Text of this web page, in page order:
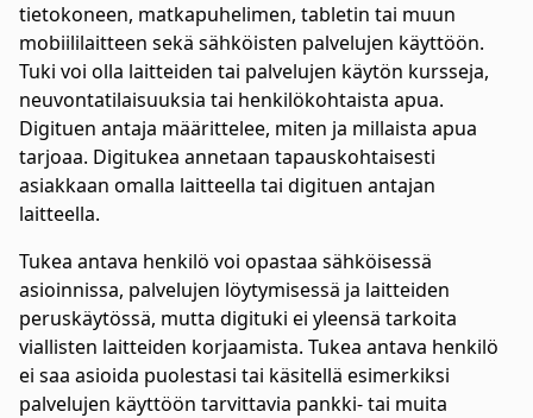
tietokoneen, matkapuhelimen, tabletin tai muun
mobiililaitteen sekä sähköisten palvelujen käyttöön.
Tuki voi olla laitteiden tai palvelujen käytön kursseja,
neuvontatilaisuuksia tai henkilökohtaista apua.
Digituen antaja määrittelee, miten ja millaista apua
tarjoaa. Digitukea annetaan tapauskohtaisesti
asiakkaan omalla laitteella tai digituen antajan
laitteella.
Tukea antava henkilö voi opastaa sähköisessä
asioinnissa, palvelujen löytymisessä ja laitteiden
peruskäytössä, mutta digituki ei yleensä tarkoita
viallisten laitteiden korjaamista. Tukea antava henkilö
ei saa asioida puolestasi tai käsitellä esimerkiksi
palvelujen käyttöön tarvittavia pankki- tai muita